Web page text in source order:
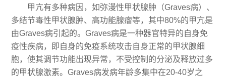
甲亢有多种病因，如弥漫性甲状腺肿（Graves病）、
多结节毒性甲状腺肿、高功能腺瘤等，其中80%的甲亢是
由Graves病引起的。Graves病是一种器官特异的自身免
疫性疾病，即自身的免疫系统攻击自身正常的甲状腺细
胞，使其调节功能出现异常，不受控制的分泌及释放过多
的甲状腺激素。Graves病发病年龄多集中在20-40岁之